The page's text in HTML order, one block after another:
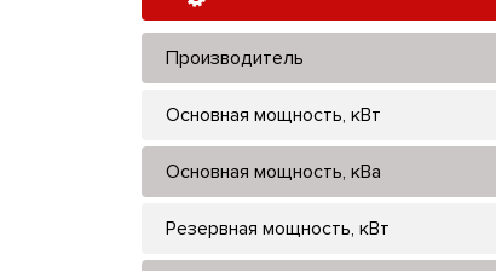
Производитель
Основная мощность, кВт
Основная мощность, кВа
Резервная мощность, кВт